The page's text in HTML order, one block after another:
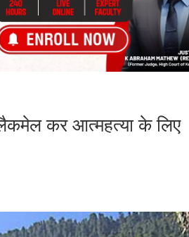
कर आत्महत्या के लिए